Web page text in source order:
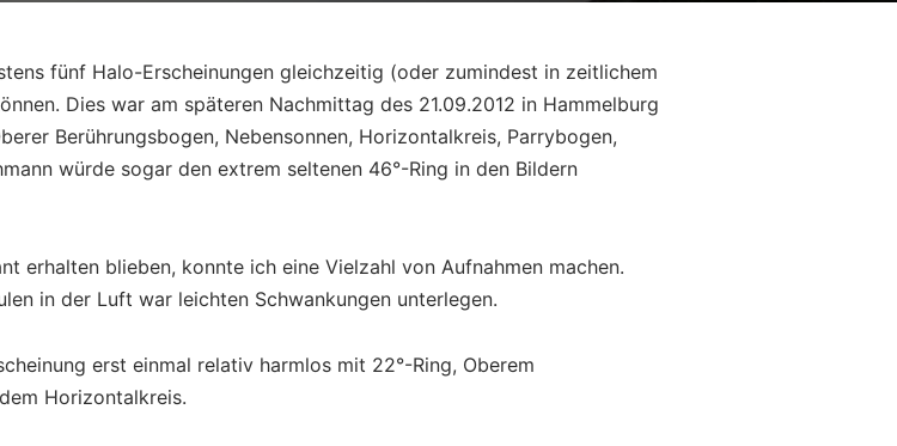
fünf Halo-Erscheinungen gleichzeitig (oder zumindest in zeitlichem
Dies war am späteren Nachmittag des 21.09.2012 in Hammelburg
Berührungsbogen, Nebensonnen, Horizontalkreis, Parrybogen,
würde sogar den extrem seltenen 46°-Ring in den Bildern
erhalten blieben, konnte ich eine Vielzahl von Aufnahmen machen.
in der Luft war leichten Schwankungen unterlegen.
erst einmal relativ harmlos mit 22°-Ring, Oberem
Horizontalkreis.